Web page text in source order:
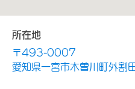
所在地
〒493-0007
愛知県一宮市木曽川町外割